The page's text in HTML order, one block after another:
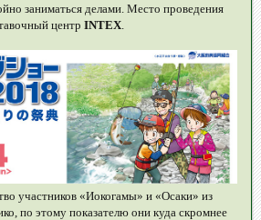
заниматься делами. Место проведения
центр INTEX
участников «Иокогамы» и «Осаки» из
по этому показателю они куда скромнее